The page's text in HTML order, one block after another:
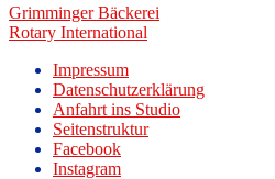
Beitragsnavigation
Grimminger Bäckerei
Rotary International
Impressum
Datenschutzerklärung
Anfahrt ins Studio
Seitenstruktur
Facebook
Instagram